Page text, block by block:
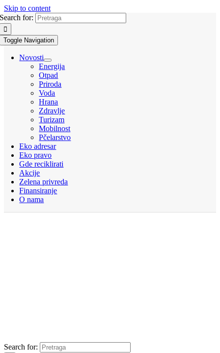
Skip to content
Search for:
Toggle Navigation
Novosti
Energija
Otpad
Priroda
Voda
Hrana
Zdravlje
Turizam
Mobilnost
Pčelarstvo
Eko adresar
Eko pravo
Gde reciklirati
Akcije
Zelena privreda
Finansiranje
O nama
Search for: